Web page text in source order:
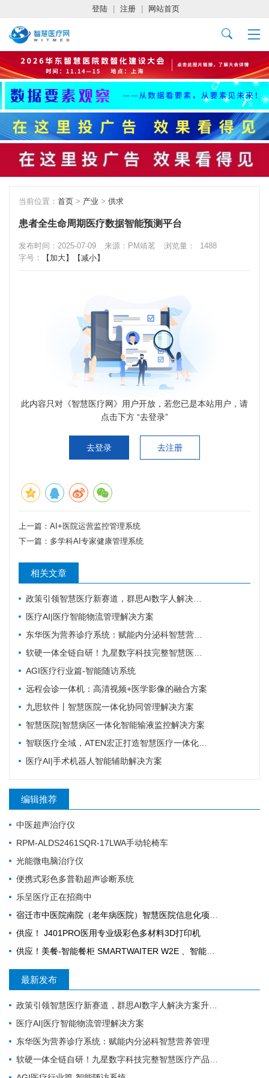
登陆 注册 网站首页
当前位置： 首页 > 产业 > 供求
患者全生命周期医疗数据智能预测平台
发布时间：2025-07-09 来源：PM靖茗 浏览量：
1488
字号：
【加大】 【减小】
此内容只对《智慧医疗网》用户开放，若您已是本站用户，请
点击下方 “去登录”
去登录 去注册
上一篇： AI+医院运营监控管理系统
下一篇： 多学科AI专家健康管理系统
相关文章
政策引领智慧医疗新赛道，群思AI数字人解决方案升级，便民就医链路！
医疗AI|医疗智能物流管理解决方案
东华医为营养诊疗系统：赋能内分泌科智慧营养管理
软硬一体全链自研！九星数字科技完整智慧医疗产品矩阵，助力区域医疗数字化升级
AGI医疗行业篇-智能随访系统
远程会诊一体机：高清视频+医学影像的融合方案
九思软件丨智慧医院一体化协同管理解决方案
智慧医院|智慧病区一体化智能输液监控解决方案
智联医疗全域，ATEN宏正打造智慧医疗一体化连接解决方案
医疗AI|手术机器人智能辅助解决方案
编辑推荐
中医超声治疗仪
RPM-ALDS2461SQR-17LWA手动轮椅车
光能微电脑治疗仪
便携式彩色多普勒超声诊断系统
乐呈医疗正在招商中
宿迁市中医院南院（老年病医院）智慧医院信息化项目采购公告
供应！ J401PRO医用专业级彩色多材料3D打印机
供应！美餐-智能餐柜 SMARTWAITER W2E 、智能电子收银称 SUNMI S2
最新发布
政策引领智慧医疗新赛道，群思AI数字人解决方案升级，便民就医链路！
医疗AI|医疗智能物流管理解决方案
东华医为营养诊疗系统：赋能内分泌科智慧营养管理
软硬一体全链自研！九星数字科技完整智慧医疗产品矩阵，助力区域医疗数字化升级